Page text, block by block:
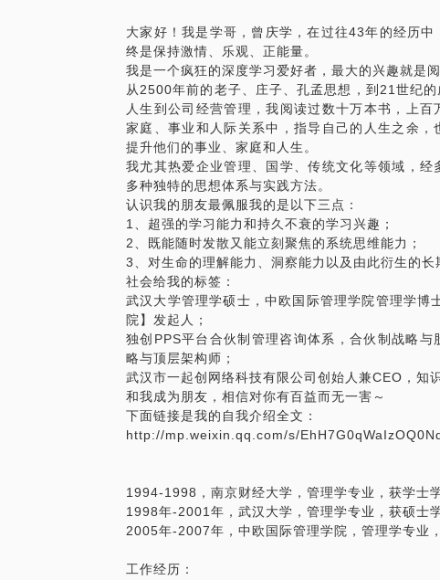
如何你需要签署完备的创业合伙协议；
这些问题都可以一一在我这里得到答案。
总之，如果你在创业过程中，遇到有股权方面分
供的具体帮助有：
股权分配过程中的那些坑，举例说明；
股权分配的十大法则，有针对性的讲解； 提供
建议；
针对所处的阶段、激励范围及期权池的比例，
万字创业合伙协议范本；。
也许我们聊聊，能让你的思路得到有效的梳理。
大家好！我是学哥，曾庆学，在过往43年的经历
终是保持激情、乐观、正能量。
我是一个疯狂的深度学习爱好者，最大的兴趣就是
从2500年前的老子、庄子、孔孟思想，到21世纪
人生到公司经营管理，我阅读过数十万本书，上
家庭、事业和人际关系中，指导自己的人生之余，
提升他们的事业、家庭和人生。
我尤其热爱企业管理、国学、传统文化等领域，
多种独特的思想体系与实践方法。
认识我的朋友最佩服我的是以下三点：
1、超强的学习能力和持久不衰的学习兴趣；
2、既能随时发散又能立刻聚焦的系统思维能力；
3、对生命的理解能力、洞察能力以及由此衍生的长
社会给我的标签：
武汉大学管理学硕士，中欧国际管理学院管理学博
院】发起人；
独创PPS平台合伙制管理咨询体系，合伙制战略
略与顶层架构师；
武汉市一起创网络科技有限公司创始人兼CEO，知
和我成为朋友，相信对你有百益而无一害～
下面链接是我的自我介绍全文：
http://mp.weixin.qq.com/s/
1994-1998，南京财经大学，管理学专业，获学士
1998年-2001年，武汉大学，管理学专业，获硕士
2005年-2007年，中欧国际管理学院，管理学专业
工作经历：